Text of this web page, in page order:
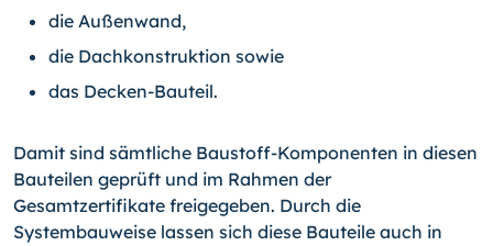
die Außenwand,
die Dachkonstruktion sowie
das Decken-Bauteil.
Damit sind sämtliche Baustoff-Komponenten in diesen
Bauteilen geprüft und im Rahmen der
Gesamtzertifikate freigegeben. Durch die
Systembauweise lassen sich diese Bauteile auch in